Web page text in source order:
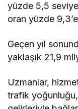
yüzde 5,5
oran yüzde
Geçen yıl
yaklaşık 21,9
Uzmanlar,
trafik yoğunluğu,